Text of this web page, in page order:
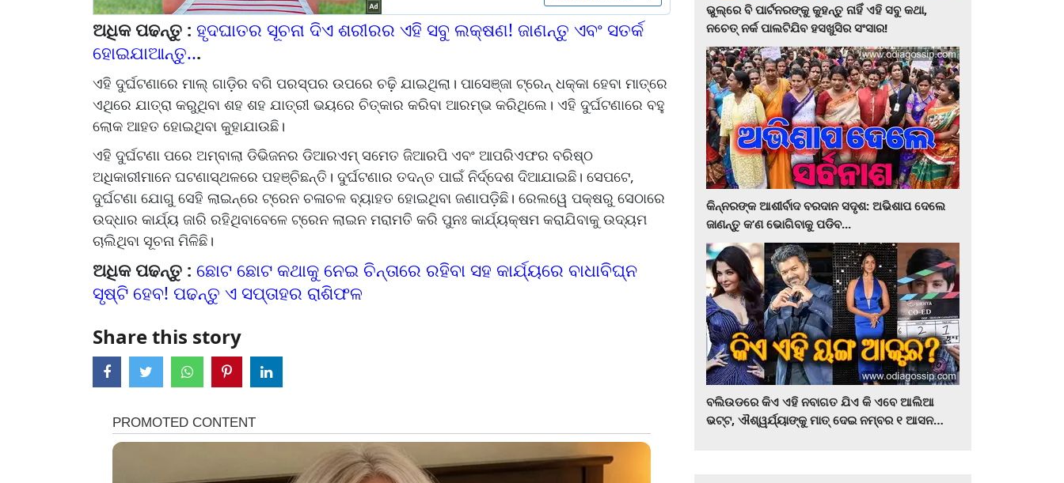
ଅଧିକ ପଢନ୍ତୁ : ହୃଦଘାତର ସୂଚନା ଦିଏ ଶରୀରର ଏହି ସବୁ ଲକ୍ଷଣ! ଜାଣନ୍ତୁ ଏବଂ ସତର୍କ
ହୋଇଯାଆନ୍ତୁ...
ଏହି ଦୁର୍ଘଟଣାରେ ମାଲ୍ ଗାଡ଼ିର ବଗି ପରସ୍ପର ଉପରେ ଚଢ଼ି ଯାଇଥିଲା। ପାସେଞ୍ଜା ଟ୍ରେନ୍ ଧକ୍କା ହେବା ମାତ୍ରେ
ଏଥିରେ ଯାତ୍ରା କରୁଥିବା ଶହ ଶହ ଯାତ୍ରୀ ଭୟରେ ଚିତ୍କାର କରିବା ଆରମ୍ଭ କରିଥିଲେ। ଏହି ଦୁର୍ଘଟଣାରେ ବହୁ
ଲୋକ ଆହତ ହୋଇଥିବା କୁହାଯାଉଛି।
ଏହି ଦୁର୍ଘଟଣା ପରେ ଅମ୍ବାଲା ଡିଭିଜନର ଡିଆରଏମ୍ ସମେତ ଜିଆରପି ଏବଂ ଆପରିଏଫର ବରିଷ୍ଠ
ଅଧିକାରୀମାନେ ଘଟଣାସ୍ଥଳରେ ପହଞ୍ଚିଛନ୍ତି। ଦୁର୍ଘଟଣାର ତଦନ୍ତ ପାଇଁ ନିର୍ଦ୍ଦେଶ ଦିଆଯାଇଛି। ସେପଟେ,
ଦୁର୍ଘଟଣା ଯୋଗୁ ସେହି ଲାଇନ୍‌‌ରେ ଟ୍ରେନ ଚଳାଚଳ ବ୍ୟାହତ ହୋଇଥିବା ଜଣାପଡ଼ିଛି। ରେଲୱେ ପକ୍ଷରୁ ସେଠାରେ
ଉଦ୍ଧାର କାର୍ଯ୍ୟ ଜାରି ରହିଥିବାବେଳେ ଟ୍ରେନ ଲାଇନ ମରାମତି କରି ପୁନଃ କାର୍ଯ୍ୟକ୍ଷମ କରାଯିବାକୁ ଉଦ୍ୟମ
ଚାଲିଥିବା ସୂଚନା ମିଳିଛି।
ଅଧିକ ପଢନ୍ତୁ : ଛୋଟ ଛୋଟ କଥାକୁ ନେଇ ଚିନ୍ତାରେ ରହିବା ସହ କାର୍ଯ୍ୟରେ ବାଧାବିଘ୍ନ
ସୃଷ୍ଟି ହେବ! ପଢନ୍ତୁ ଏ ସପ୍ତାହର ରାଶିଫଳ
Share this story
ଭୁଲ୍‌ରେ ବି ପାର୍ଟନରଙ୍କୁ କୁହନ୍ତୁ ନାହିଁ ଏହି ସବୁ କଥା,
ନଚେତ୍‌ ନର୍କ ପାଲଟିଯିବ ହସଖୁସିର ସଂସାର!
କିନ୍ନରଙ୍କ ଆଶୀର୍ବାଦ ବରଦାନ ସଦୃଶ: ଅଭିଶାପ ଦେଲେ
ଜାଣନ୍ତୁ କ’ଣ ଭୋଗିବାକୁ ପଡିବ...
ବଲିଉଡରେ କିଏ ଏହି ନବାଗତ ଯିଏ କି ଏବେ ଆଲିଆ
ଭଟ୍ଟ, ଐଶ୍ୱର୍ଯ୍ୟାଙ୍କୁ ମାତ୍‌ ଦେଇ ନମ୍ବର ୧ ଆସନ